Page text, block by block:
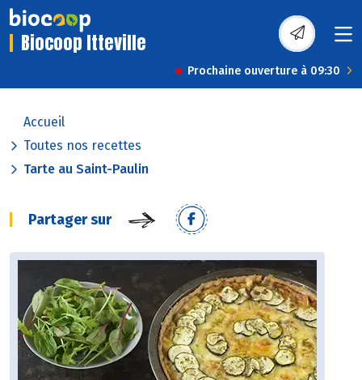
Biocoop Itteville
Prochaine ouverture à 09:30
Accueil
Toutes nos recettes
Tarte au Saint-Paulin
Partager sur